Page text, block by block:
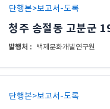
단행본>보고서-도록
청주 송절동 고분군
발행처 : 백제문화개발연구원
단행본>보고서-도록